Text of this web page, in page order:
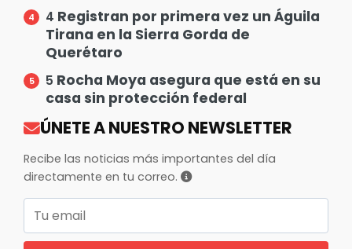
4 Registran por primera vez un Águila
Tirana en la Sierra Gorda de
Querétaro
5 Rocha Moya asegura que está en su
casa sin protección federal
ÚNETE A NUESTRO NEWSLETTER
Recibe las noticias más importantes del día
directamente en tu correo.